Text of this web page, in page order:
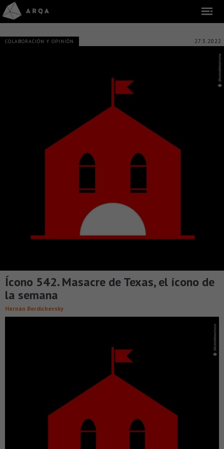
COLABORACIÓN Y OPINIÓN 27.5.2022
Ícono 542. Masacre de Texas, el ícono de
la semana
Hernán Berdichevsky